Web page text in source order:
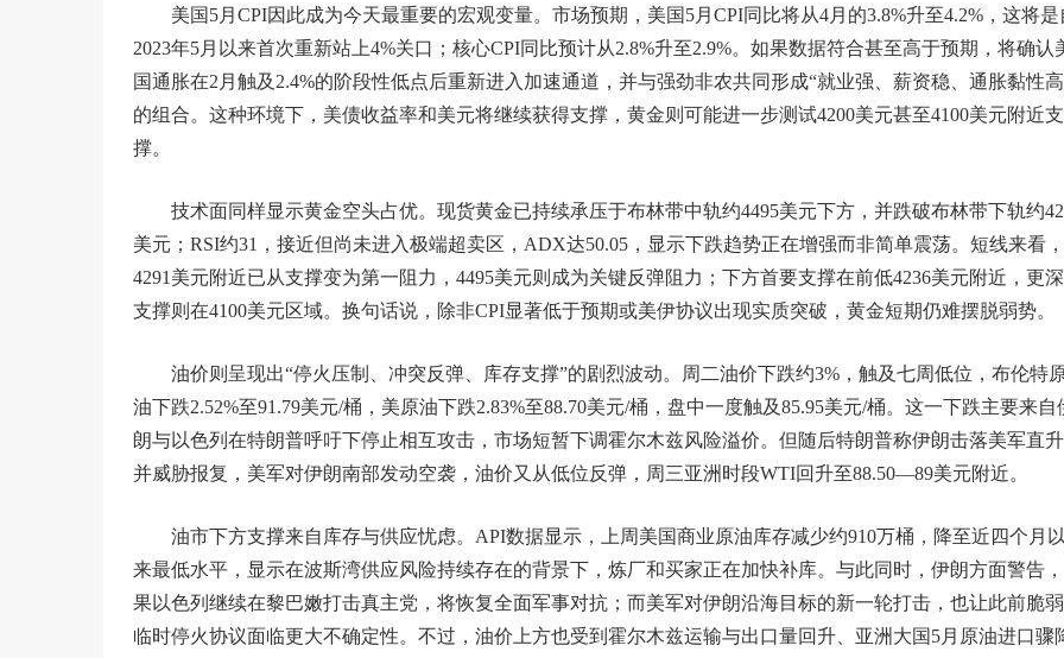
美国5月CPI因此成为今天最重要的宏观变量。市场预期，美国5月CPI同比将从4月的3.8%升至4.2%，这将是
2023年5月以来首次重新站上4%关口；核心CPI同比预计从2.8%升至2.9%。如果数据符合甚至高于预期，将确认
国通胀在2月触及2.4%的阶段性低点后重新进入加速通道，并与强劲非农共同形成“就业强、薪资稳、通胀黏性
的组合。这种环境下，美债收益率和美元将继续获得支撑，黄金则可能进一步测试4200美元甚至4100美元附近支
撑。
技术面同样显示黄金空头占优。现货黄金已持续承压于布林带中轨约4495美元下方，并跌破布林带下轨约
美元；RSI约31，接近但尚未进入极端超卖区，ADX达50.05，显示下跌趋势正在增强而非简单震荡。短线来看，
4291美元附近已从支撑变为第一阻力，4495美元则成为关键反弹阻力；下方首要支撑在前低4236美元附近，更
支撑则在4100美元区域。换句话说，除非CPI显著低于预期或美伊协议出现实质突破，黄金短期仍难摆脱弱势。
油价则呈现出“停火压制、冲突反弹、库存支撑”的剧烈波动。周二油价下跌约3%，触及七周低位，布伦特
油下跌2.52%至91.79美元/桶，美原油下跌2.83%至88.70美元/桶，盘中一度触及85.95美元/桶。这一下跌主要来自
朗与以色列在特朗普呼吁下停止相互攻击，市场短暂下调霍尔木兹风险溢价。但随后特朗普称伊朗击落美军直
并威胁报复，美军对伊朗南部发动空袭，油价又从低位反弹，周三亚洲时段WTI回升至88.50—89美元附近。
油市下方支撑来自库存与供应忧虑。API数据显示，上周美国商业原油库存减少约910万桶，降至近四个月以
来最低水平，显示在波斯湾供应风险持续存在的背景下，炼厂和买家正在加快补库。与此同时，伊朗方面警告
果以色列继续在黎巴嫩打击真主党，将恢复全面军事对抗；而美军对伊朗沿海目标的新一轮打击，也让此前脆
临时停火协议面临更大不确定性。不过，油价上方也受到霍尔木兹运输与出口量回升、亚洲大国5月原油进口骤